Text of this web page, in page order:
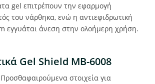
gel επιτρέπουν την εφαρμογή
του νάρθηκα, ενώ η αντιεφιδρωτική
εγγυάται άνεση στην ολοήμερη χρήση.
Gel Shield MB-6008
Προσθαφαιρούμενα στοιχεία για